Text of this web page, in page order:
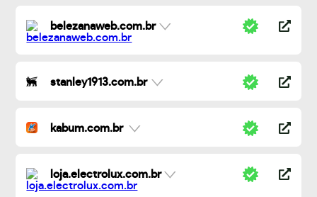
belezanaweb.com.br
stanley1913.com.br
kabum.com.br
loja.electrolux.com.br